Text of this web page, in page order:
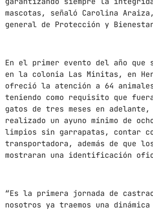
octubre 2024
julio 2024
junio 2024
mayo 2024
abril 2024
marzo 2024
mascotas, señaló Carolina
general de Protección y
En el primer evento del año que
en la colonia Las Minitas, en
ofreció la atención a 64 animales
teniendo como requisito que
gatos de tres meses en adelante,
realizado un ayuno mínimo de
limpios sin garrapatas, contar
transportadora, además de que
mostraran una identificación
“Es la primera jornada de
nosotros ya traemos una